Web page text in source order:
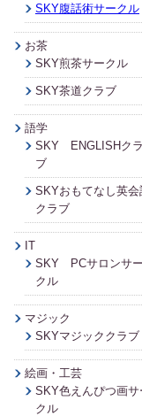
SKY腹話術サークル
お茶
SKY煎茶サークル
SKY茶道クラブ
語学
SKY ENGLISHク
ブ
SKYおもてなし英会
クラブ
IT
SKY PCサロンサ
クル
マジック
SKYマジッククラブ
絵画・工芸
SKY色えんぴつ画サ
クル